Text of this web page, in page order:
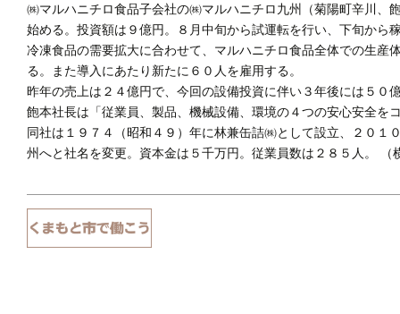
㈱マルハニチロ食品子会社の㈱マルハニチロ九州（菊陽町辛川
始める。投資額は９億円。８月中旬から試運転を行い、下旬から
冷凍食品の需要拡大に合わせて、マルハニチロ食品全体での生
る。また導入にあたり新たに６０人を雇用する。
昨年の売上は２４億円で、今回の設備投資に伴い３年後には５０
飽本社長は「従業員、製品、機械設備、環境の４つの安心安全
同社は１９７４（昭和４９）年に林兼缶詰㈱として設立、２０
州へと社名を変更。資本金は５千万円。従業員数は２８５人。 （